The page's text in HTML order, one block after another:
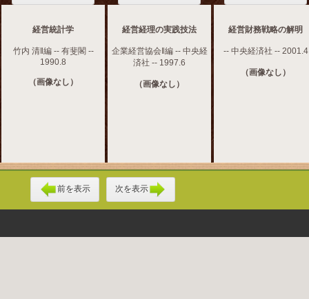
経営統計学
竹内 清‖編 -- 有斐閣 --
1990.8
（画像なし）
経営経理の実践技法
企業経営協会‖編 -- 中央経
済社 -- 1997.6
（画像なし）
経営財務戦略の解明
-- 中央経済社 -- 2001.4
（画像なし）
前を表示 次を表示